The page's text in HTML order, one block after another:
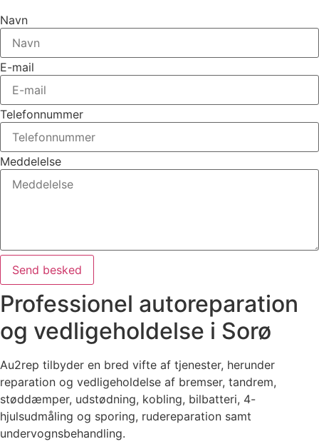
Navn
E-mail
Telefonnummer
Meddelelse
Send besked
Professionel autoreparation
og vedligeholdelse i Sorø
Au2rep tilbyder en bred vifte af tjenester, herunder
reparation og vedligeholdelse af bremser, tandrem,
støddæmper, udstødning, kobling, bilbatteri, 4-
hjulsudmåling og sporing, rudereparation samt
undervognsbehandling.